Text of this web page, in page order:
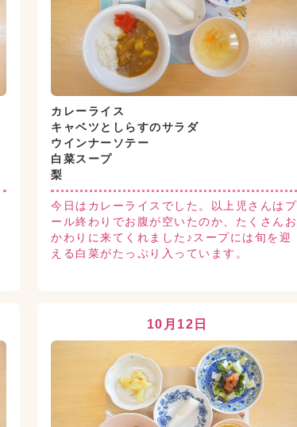
カレーライス
キャベツとしらすのサラダ
ウインナーソテー
白菜スープ
梨
今日はカレーライスでした。以上児さんはプ
ール終わりでお腹が空いたのか、たくさんお
かわりに来てくれました♪スープには旬を迎
える白菜がたっぷり入っています。
10月12日